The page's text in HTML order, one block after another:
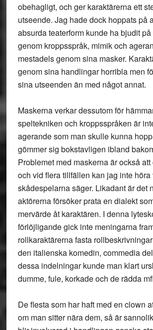
obehagligt, och ger karaktärerna ett
utseende. Jag hade dock hoppats på
absurda teaterform kunde ha bjudit
genom kroppsspråk, mimik och
mestadels genom sina masker.
genom sina handlingar horribla men
sina utseenden än med något annat.
Maskerna verkar dessutom för
speltekniken och kroppsspråken är
agerande som man skulle kunna
gömmer sig bokstavligen ibland
Problemet med maskerna är också
och vid flera tillfällen kan jag inte höra
skådespelarna säger. Likadant är det
aktörerna försöker prata en dialekt
mervärde åt karaktären. I denna
förlöjligande gick inte meningarna
rollkaraktärerna fasta
den italienska komedin, commedia
dessa indelningar kunde man klart
dumme, fule, korkade och de rädda
De flesta som har haft med en clown
om man sitter nära dem, så är